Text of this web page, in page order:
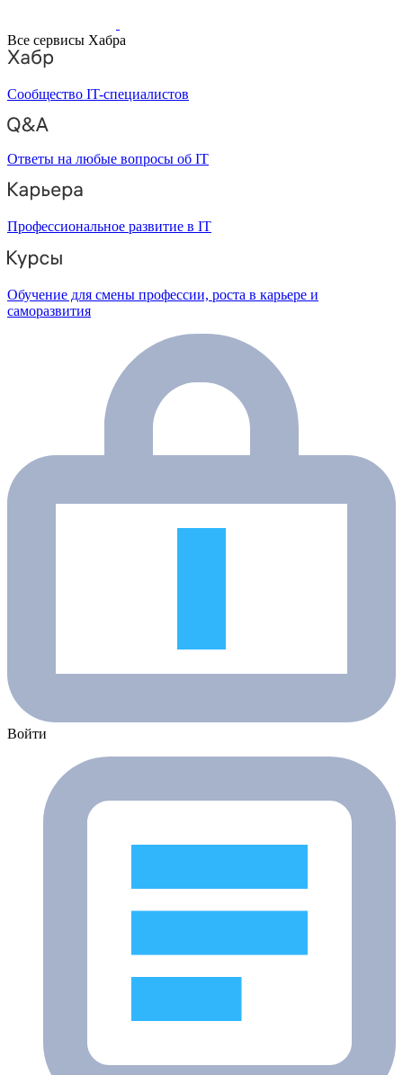
Все сервисы Хабра
Сообщество IT-специалистов
Ответы на любые вопросы об IT
Профессиональное развитие в IT
Обучение для смены профессии, роста в карьере и
саморазвития
Войти